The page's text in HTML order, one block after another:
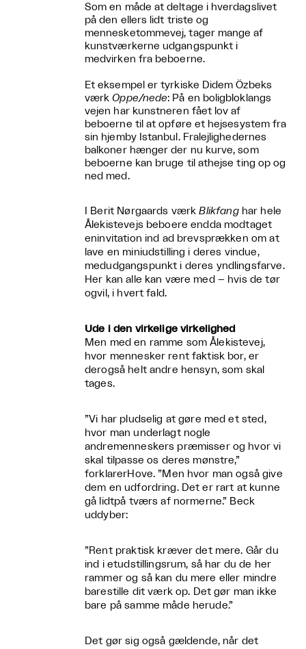
Som en måde at deltage i hverdagslivet
på den ellers lidt triste og
mennesketommevej, tager mange af
kunstværkerne udgangspunkt i
medvirken fra beboerne.
Et eksempel er tyrkiske Didem Özbeks
værkOppe/nede: På en boligbloklangs
vejen har kunstneren fået lov af
beboerne til at opføre et hejsesystem fra
sin hjemby Istanbul. Fralejlighedernes
balkoner hænger der nu kurve, som
beboerne kan bruge til athejse ting op og
ned med.
I Berit Nørgaards værkBlikfanghar hele
Ålekistevejs beboere endda modtaget
eninvitation ind ad brevsprækken om at
lave en miniudstilling i deres vindue,
medudgangspunkt i deres yndlingsfarve.
Her kan alle kan være med – hvis de tør
ogvil, i hvert fald.
Ude i den virkelige virkelighed
Men med en ramme som Ålekistevej,
hvor mennesker rent faktisk bor, er
derogså helt andre hensyn, som skal
tages.
”Vi har pludselig at gøre med et sted,
hvor man underlagt nogle
andremenneskers præmisser og hvor vi
skal tilpasse os deres mønstre,”
forklarerHove. ”Men hvor man også give
dem en udfordring. Det er rart at kunne
gå lidtpå tværs af normerne.” Beck
uddyber:
”Rent praktisk kræver det mere. Går du
ind i etudstillingsrum, så har du de her
rammer og så kan du mere eller mindre
barestille dit værk op. Det gør man ikke
bare på samme måde herude.”
Det gør sig også gældende, når det